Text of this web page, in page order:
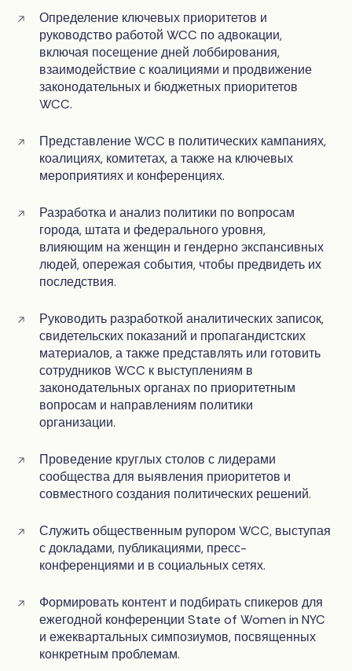
Определение ключевых приоритетов и
руководство работой WCC по адвокации,
включая посещение дней лоббирования,
взаимодействие с коалициями и продвижение
законодательных и бюджетных приоритетов
WCC.
Представление WCC в политических кампаниях,
коалициях, комитетах, а также на ключевых
мероприятиях и конференциях.
Разработка и анализ политики по вопросам
города, штата и федерального уровня,
влияющим на женщин и гендерно экспансивных
людей, опережая события, чтобы предвидеть их
последствия.
Руководить разработкой аналитических записок,
свидетельских показаний и пропагандистских
материалов, а также представлять или готовить
сотрудников WCC к выступлениям в
законодательных органах по приоритетным
вопросам и направлениям политики
организации.
Проведение круглых столов с лидерами
сообщества для выявления приоритетов и
совместного создания политических решений.
Служить общественным рупором WCC, выступая
с докладами, публикациями, пресс-
конференциями и в социальных сетях.
Формировать контент и подбирать спикеров для
ежегодной конференции State of Women in NYC
и ежеквартальных симпозиумов, посвященных
конкретным проблемам.